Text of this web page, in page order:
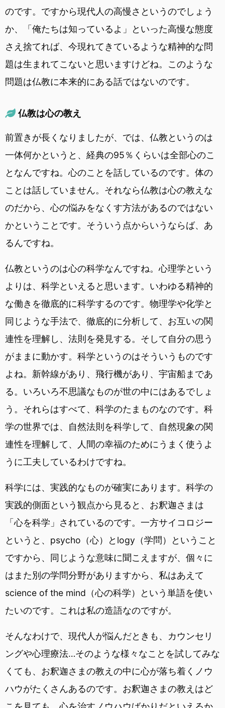
のです。ですから現代人の高慢さというのでしょう
か、「俺たちは知っているよ」といった高慢な態度
さえ捨てれば、今現れてきているような精神的な問
題は生まれてこないと思いますけどね。このような
問題は仏教に本来的にある話ではないのです。
仏教は心の教え
前置きが長くなりましたが、では、仏教というのは
一体何かというと、経典の95％くらいは全部心のこ
となんですね。心のことを話しているのです。体の
ことは話していません。それなら仏教は心の教えな
のだから、心の悩みをなくす方法があるのではない
かということです。そういう点からいうならば、あ
るんですね。
仏教というのは心の科学なんですね。心理学という
よりは、科学といえると思います。いわゆる精神的
な働きを徹底的に科学するのです。物理学や化学と
同じような手法で、徹底的に分析して、お互いの関
連性を理解し、法則を発見する。そして自分の思う
がままに動かす。科学というのはそういうものです
よね。新幹線があり、飛行機があり、宇宙船まであ
る。いろいろ不思議なものが世の中にはあるでしょ
う。それらはすべて、科学のたまものなのです。科
学の世界では、自然法則を科学して、自然現象の関
連性を理解して、人間の幸福のためにうまく使うよ
うに工夫しているわけですね。
科学には、実践的なものが確実にあります。科学の
実践的側面という観点から見ると、お釈迦さまは
「心を科学」されているのです。一方サイコロジー
というと、psycho（心）とlogy（学問）ということ
ですから、同じような意味に聞こえますが、個々に
はまた別の学問分野がありますから、私はあえて
science of the mind（心の科学）という単語を使い
たいのです。これは私の造語なのですが。
そんなわけで、現代人が悩んだときも、カウンセリ
ングや心理療法…そのような様々なことを試してみな
くても、お釈迦さまの教えの中に心が落ち着くノウ
ハウがたくさんあるのです。お釈迦さまの教えはど